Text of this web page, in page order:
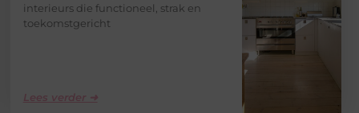
interieurs die functioneel, strak en
toekomstgericht
Lees verder ➜